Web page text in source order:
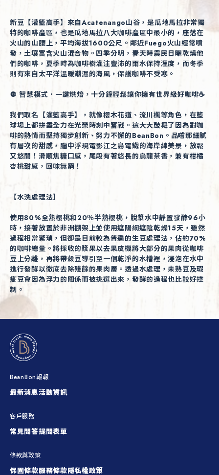
新豆【灌籃高手】來自Acatenango山谷，是瓜地馬拉非常獨
特的咖啡產區，也是瓜地馬拉八大咖啡產區中最小的，座落在
火山的山腰上，平均海拔1600公尺。鄰近Fuego火山經常噴
發，土壤富含火山混合物。四季分明，春天時農民日曬乾燥他
們的咖啡，夏季時為咖啡樹灌注豐沛的雨水保持溼度，而冬季
則有來自太平洋溫暖潮濕的海風，保護咖啡不受寒。
🔘 智慧模式．一鍵烘焙，十分鐘輕鬆讓你擁有世界級好咖啡☕️
我們取名【灌籃高手】，就像櫻木花道、流川楓等角色，在籃
球場上都拚盡全力在光榮時刻中奮戰。這大大鼓舞了因為對咖
啡的熱情而堅持獨步創新、努力不懈的BeanBon。品嚐那細膩
有層次的甜感，腦中浮現電影江之島電鐵的海岸線美景，放鬆
又悠閒！滑順焦糖口感，尾段有著悠長的烏龍茶香，兼有柑橘
杏桃甜感，回味無窮！
【水洗處理法】
使用80%全熟櫻桃和20％半熟櫻桃，脫漿水中靜置發酵96小
時，接著放置於非洲棚架上並使用遮陽網遮陰乾燥15天，雖然
過程相當繁瑣，但卻是目前較為普遍的生豆處理法，佔約70%
的咖啡總量。將採收的漿果以去果皮機將大部分的果肉從咖啡
豆上分離，再將帶殼豆導引至一個乾淨的水槽裡，浸泡在水中
進行發酵以徹底去除殘餘的果肉層。透過水處理，未熟豆及瑕
疵豆會因為浮力的關係而被挑選出來，發酵的過程也比較好控
制。
BeanBon報報
最新消息活動資訊
客戶服務
常見問答提問表單
條款與政策
保固條款服務條款隱私權政策